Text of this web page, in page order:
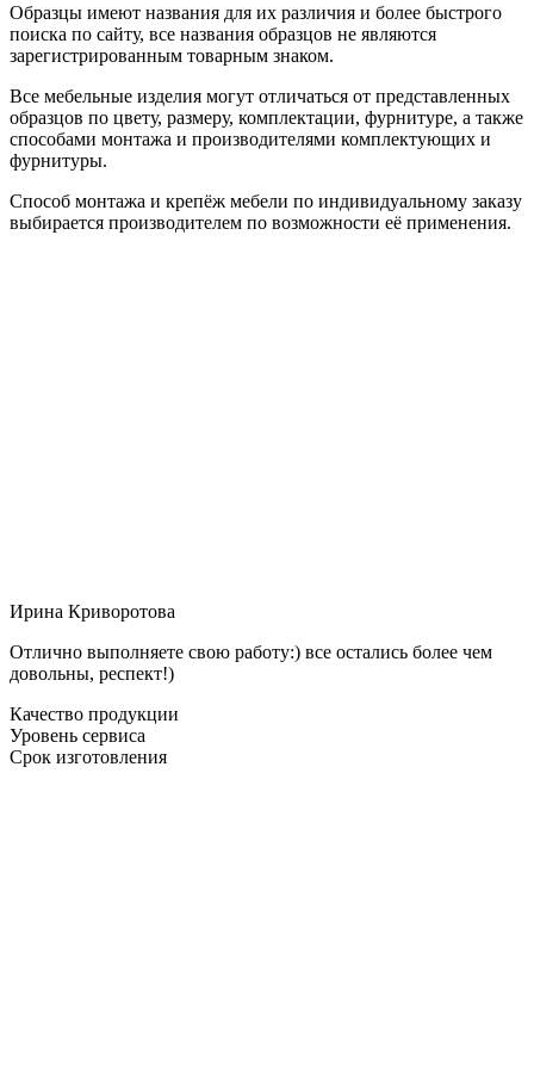
Образцы имеют названия для их различия и более быстрого
поиска по сайту, все названия образцов не являются
зарегистрированным товарным знаком.
Все мебельные изделия могут отличаться от представленных
образцов по цвету, размеру, комплектации, фурнитуре, а также
способами монтажа и производителями комплектующих и
фурнитуры.
Способ монтажа и крепёж мебели по индивидуальному заказу
выбирается производителем по возможности её применения.
Ирина Криворотова
Отлично выполняете свою работу:) все остались более чем
довольны, респект!)
Качество продукции
Уровень сервиса
Срок изготовления